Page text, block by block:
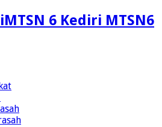
MTSN 6 Kediri MTSN6